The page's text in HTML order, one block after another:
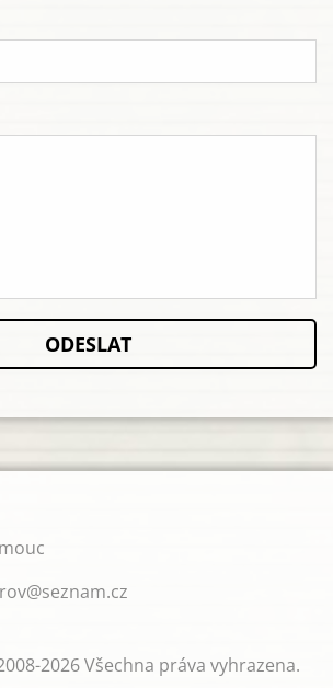
@seznam.cz
2026 Všechna práva vyhrazena.